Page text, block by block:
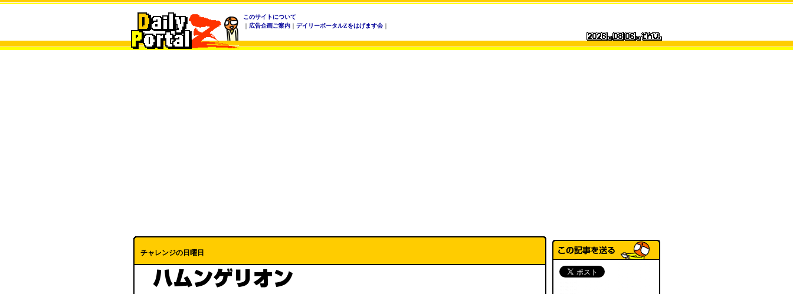
このサイトについて
｜ 広告企画ご案内 ｜ デイリーポータルZをはげます会 ｜
チャレンジの日曜日